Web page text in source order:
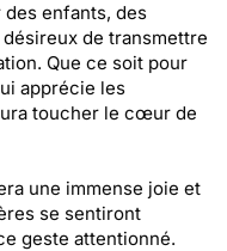
enfants, des
de transmettre
Que ce soit pour
apprécie les
toucher le cœur de
une immense joie et
se sentiront
geste attentionné.